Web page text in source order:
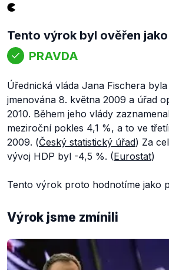
Tento výrok byl ověřen jako
PRAVDA
Úřednická vláda Jana Fischera
jmenována 8. května 2009 a úřad
2010. Během jeho vlády
meziroční pokles 4,1 %, a to ve
2009. (Český statistický úřad) Za
vývoj HDP byl -4,5 %. (Eurostat)
Tento výrok proto hodnotíme jako
Výrok jsme zmínili